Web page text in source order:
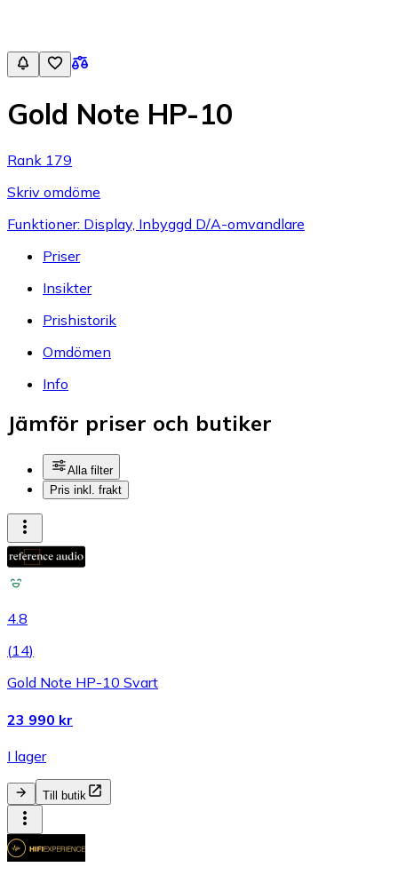
Gold Note HP-10
Rank 179
Skriv omdöme
Funktioner: Display, Inbyggd D/A-omvandlare
Priser
Insikter
Prishistorik
Omdömen
Info
Jämför priser och butiker
Alla filter
Pris inkl. frakt
4.8
(14)
Gold Note HP-10 Svart
23 990 kr
I lager
Till butik